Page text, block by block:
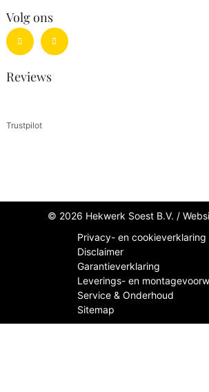
Volg ons
Reviews
Trustpilot
© 2026 Hekwerk Soest B.V. /
Privacy- en cookieverklaring
Disclaimer
Garantieverklaring
Leverings- en
Service & Onderhoud
Sitemap